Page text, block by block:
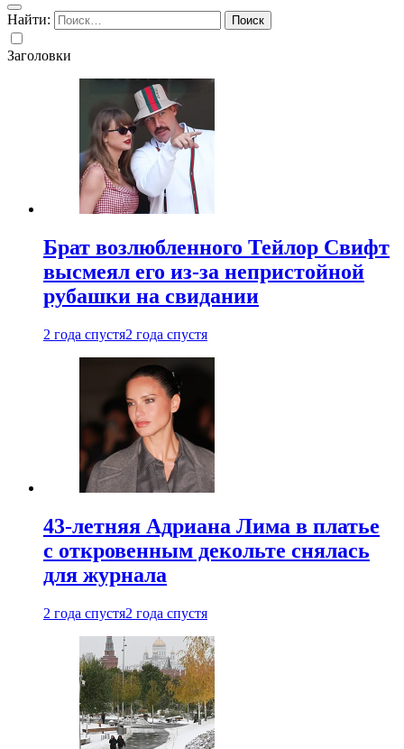
Найти:
Заголовки
Брат возлюбленного Тейлор Свифт
высмеял его из-за непристойной
рубашки на свидании
2 года спустя2 года спустя
43-летняя Адриана Лима в платье
с откровенным декольте снялась
для журнала
2 года спустя2 года спустя